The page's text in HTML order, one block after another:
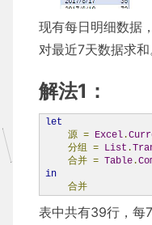
现有每日明细数据
对最近7天数据求和
解法1：
let
源 = Excel .
分组
= List .
合并 = Table .
in
合并
表中共有39行，每